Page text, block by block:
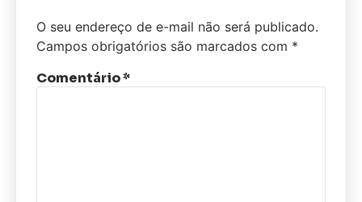
O seu endereço de e-mail não será publicado.
Campos obrigatórios são marcados com *
Comentário*